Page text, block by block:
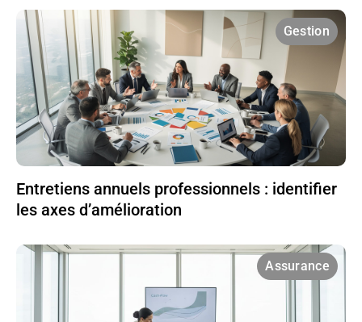
Gestion
Entretiens annuels professionnels : identifier
les axes d’amélioration
Assurance